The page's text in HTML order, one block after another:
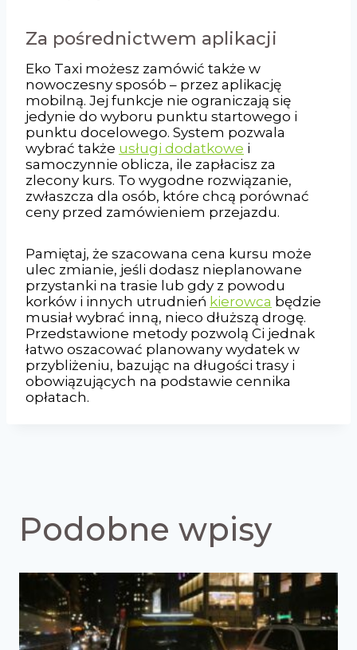
Za pośrednictwem aplikacji
Eko Taxi możesz zamówić także w
nowoczesny sposób – przez aplikację
mobilną. Jej funkcje nie ograniczają się
jedynie do wyboru punktu startowego i
punktu docelowego. System pozwala
wybrać także usługi dodatkowe i
samoczynnie oblicza, ile zapłacisz za
zlecony kurs. To wygodne rozwiązanie,
zwłaszcza dla osób, które chcą porównać
ceny przed zamówieniem przejazdu.
Pamiętaj, że szacowana cena kursu może
ulec zmianie, jeśli dodasz nieplanowane
przystanki na trasie lub gdy z powodu
korków i innych utrudnień kierowca będzie
musiał wybrać inną, nieco dłuższą drogę.
Przedstawione metody pozwolą Ci jednak
łatwo oszacować planowany wydatek w
przybliżeniu, bazując na długości trasy i
obowiązujących na podstawie cennika
opłatach.
Podobne wpisy